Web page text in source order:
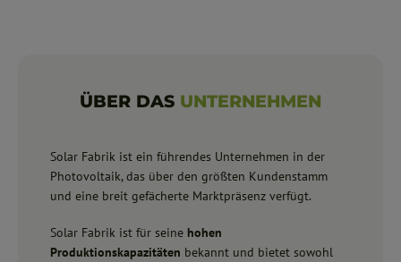
ÜBER DAS UNTERNEHMEN
Solar Fabrik ist ein führendes Unternehmen in der
Photovoltaik, das über den größten Kundenstamm
und eine breit gefächerte Marktpräsenz verfügt.
Solar Fabrik ist für seine hohen
Produktionskapazitäten bekannt und bietet sowohl